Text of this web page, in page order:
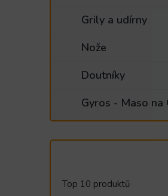
Grily a udírny
Nože
Doutníky
Gyros - Maso na
Top 10 produktů